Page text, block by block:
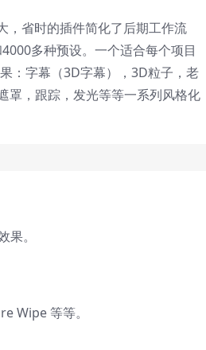
，省时的插件简化了后期工作流
多种预设。一个适合每个项目
：字幕（3D字幕），3D粒子，老
罩，跟踪，发光等等一系列风格化
。
Wipe 等等。